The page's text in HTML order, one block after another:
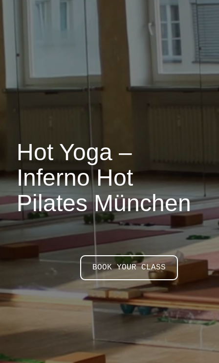
Hot Yoga –
Inferno Hot
Pilates München
BOOK YOUR CLASS